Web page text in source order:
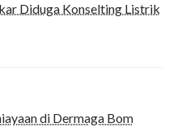
Diduga Konselting Listrik
di Dermaga Bom